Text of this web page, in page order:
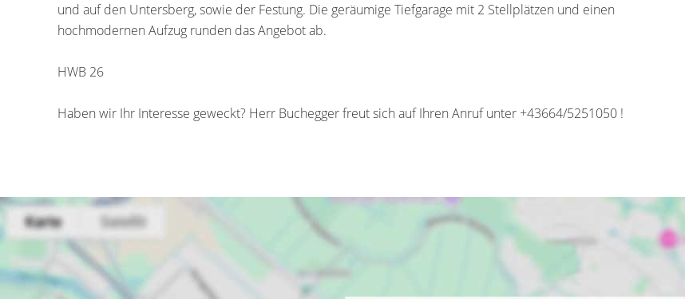
und auf den Untersberg, sowie der Festung. Die geräumige Tiefgarage mit 2 Stellplätzen und einen
hochmodernen Aufzug runden das Angebot ab.
HWB 26
Haben wir Ihr Interesse geweckt? Herr Buchegger freut sich auf Ihren Anruf unter +43664/5251050 !